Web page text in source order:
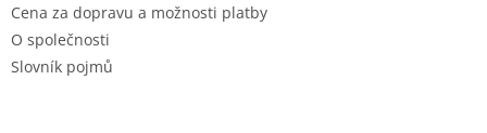
Cena za dopravu a možnosti platby
O společnosti
Slovník pojmů